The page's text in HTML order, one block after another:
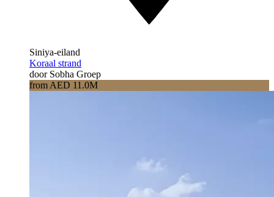
Siniya-eiland
Koraal strand
door Sobha Groep
from AED 11.0M